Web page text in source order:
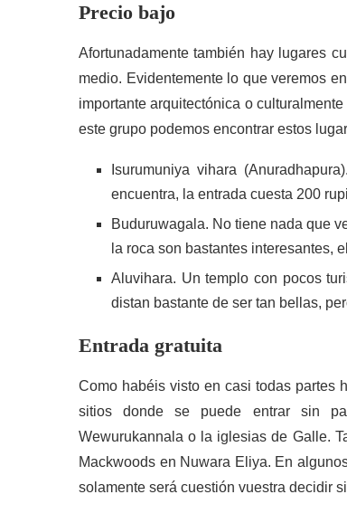
Precio bajo
Afortunadamente también hay lugares
medio. Evidentemente lo que veremos
importante arquitectónica o
este grupo podemos encontrar estos
Isurumuniya vihara
encuentra, la entrada cuesta 200
Buduruwagala. No tiene nada que
la roca son bastantes interesantes,
Aluvihara. Un templo con pocos
distan bastante de ser tan bellas,
Entrada gratuita
Como habéis visto en casi todas partes
sitios donde se puede entrar sin
Wewurukannala o la iglesias de Galle.
Mackwoods en Nuwara Eliya. En
solamente será cuestión vuestra decidir